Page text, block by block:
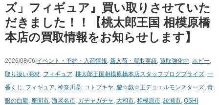
ズ」フィギュア』買い取りさせていた
だきました！！【桃太郎王国 相模原橋
本店の買取情報をお知らせします】
2026/08/06| イベント・予約・入荷情報, 新入荷・買取実績, 買取強化中, ホビー,
取り扱い商材, フィギュア, 桃太郎王国相模原橋本店スタッフブログプライズ, 一
番くじ , フィギュア, 神奈川県, コトブキヤ, 遊☆戯☆王デュエルモンスターズ, 青
眼の白龍, 座間市, 海老名市, ガチャガチャ , 大和市, 相模原市, 綾瀬市, OSHI